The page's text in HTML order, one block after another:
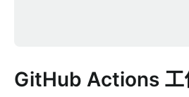
GitHub Actions 工